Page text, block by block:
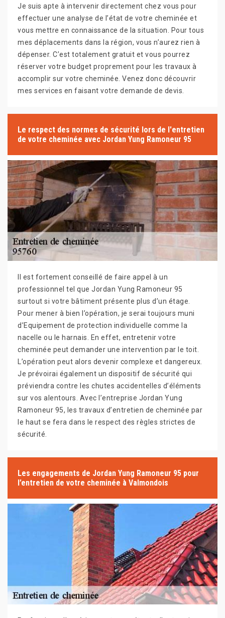
Je suis apte à intervenir directement chez vous pour
effectuer une analyse de l’état de votre cheminée et
vous mettre en connaissance de la situation. Pour tous
mes déplacements dans la région, vous n’aurez rien à
dépenser. C’est totalement gratuit et vous pourrez
réserver votre budget proprement pour les travaux à
accomplir sur votre cheminée. Venez donc découvrir
mes services en faisant votre demande de devis.
Le respect des normes de sécurité lors de l'entretien
de votre cheminée avec Jordan Yung Ramoneur 95
Il est fortement conseillé de faire appel à un
professionnel tel que Jordan Yung Ramoneur 95
surtout si votre bâtiment présente plus d’un étage.
Pour mener à bien l’opération, je serai toujours muni
d’Equipement de protection individuelle comme la
nacelle ou le harnais. En effet, entretenir votre
cheminée peut demander une intervention par le toit.
L’opération peut alors devenir complexe et dangereux.
Je prévoirai également un dispositif de sécurité qui
préviendra contre les chutes accidentelles d’éléments
sur vos alentours. Avec l’entreprise Jordan Yung
Ramoneur 95, les travaux d’entretien de cheminée par
le haut se fera dans le respect des règles strictes de
sécurité.
Les engagements de Jordan Yung Ramoneur 95 pour
l’entretien de votre cheminée à Valmondois